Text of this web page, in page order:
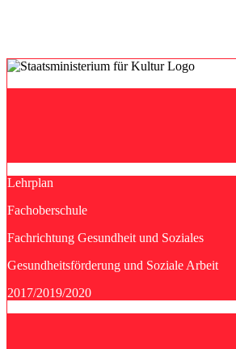
Lehrplan
Fachoberschule
Fachrichtung Gesundheit und Soziales
Gesundheitsförderung und Soziale Arbeit
2017/2019/2020